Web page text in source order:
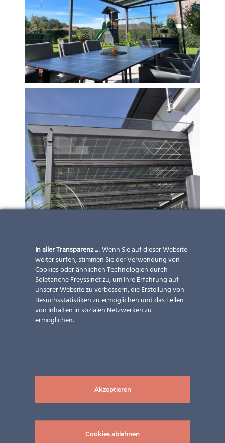
In aller Transparenz .... Wenn Sie auf dieser Website
weiter surfen, stimmen Sie der Verwendung von
Cookies oder ähnlichen Technologien durch
Soletanche Freyssinet zu, um Ihre Erfahrung auf
unserer Website zu verbessern, die Erstellung von
Besuchsstatistiken zu ermöglichen und das Teilen
von Inhalten in sozialen Netzwerken zu
ermöglichen.
Akzeptieren
Cookies ablehnen